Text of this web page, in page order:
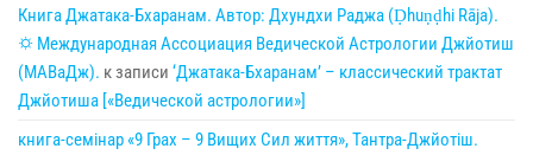
Книга Джатака-Бхаранам. Автор: Дхундхи Раджа (Ḍhuṇḍhi Rāja).
🌣 Международная Ассоциация Ведической Астрологии Джйотиш
(МАВаДж). к записи ‘Джатака-Бхаранам’ – классический трактат
Джйотиша [«Ведической астрологии»]
книга-семінар «9 Грах – 9 Вищих Сил життя», Тантра-Джйотіш.